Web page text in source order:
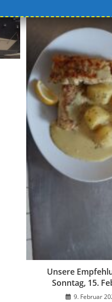
Unsere
Sonntag, 15.
9. Februar